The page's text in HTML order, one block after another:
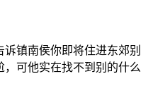
镇南侯你即将住进东郊别
可他实在找不到别的什么